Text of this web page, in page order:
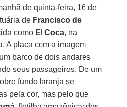
de quinta-feira, 16 de
de Francisco de
como El Coca, na
A placa com a imagem
barco de dois andares
seus passageiros. De um
fundo laranja se
pela cor, mas pelo que